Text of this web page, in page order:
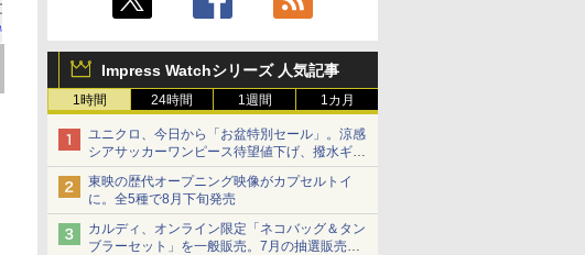
Impress Watchシリーズ 人気記事
1時間 24時間 1週間 1カ月
ユニクロ、今日から「お盆特別セール」。涼感
シアサッカーワンピース待望値下げ、撥水ギア
ショーツは1990円に
東映の歴代オープニング映像がカプセルトイ
に。全5種で8月下旬発売
カルディ、オンライン限定「ネコバッグ＆タン
ブラーセット」を一般販売。7月の抽選販売の